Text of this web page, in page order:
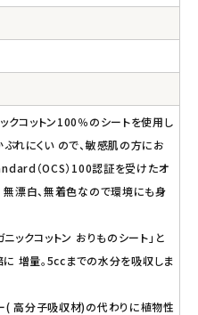
クコットン100％のシートを使用し
ぶれにくい ので、敏感肌の方にお
（OCS）100認証を受けたオ
無漂白、無着色なので環境にも身
ックコットン おりものシート」と
増量。5ccまでの水分を吸収しま
( 高分子吸収材)の代わりに植物性